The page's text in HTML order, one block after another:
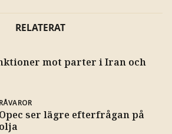
RELATERAT
mot parter i Iran och
RÅVAROR
ser lägre efterfrågan på